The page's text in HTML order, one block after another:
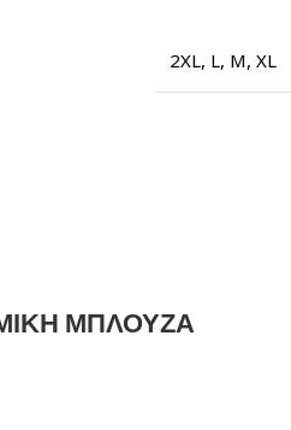
2XL, L, M, XL
ΜΠΛΟΥΖΑ